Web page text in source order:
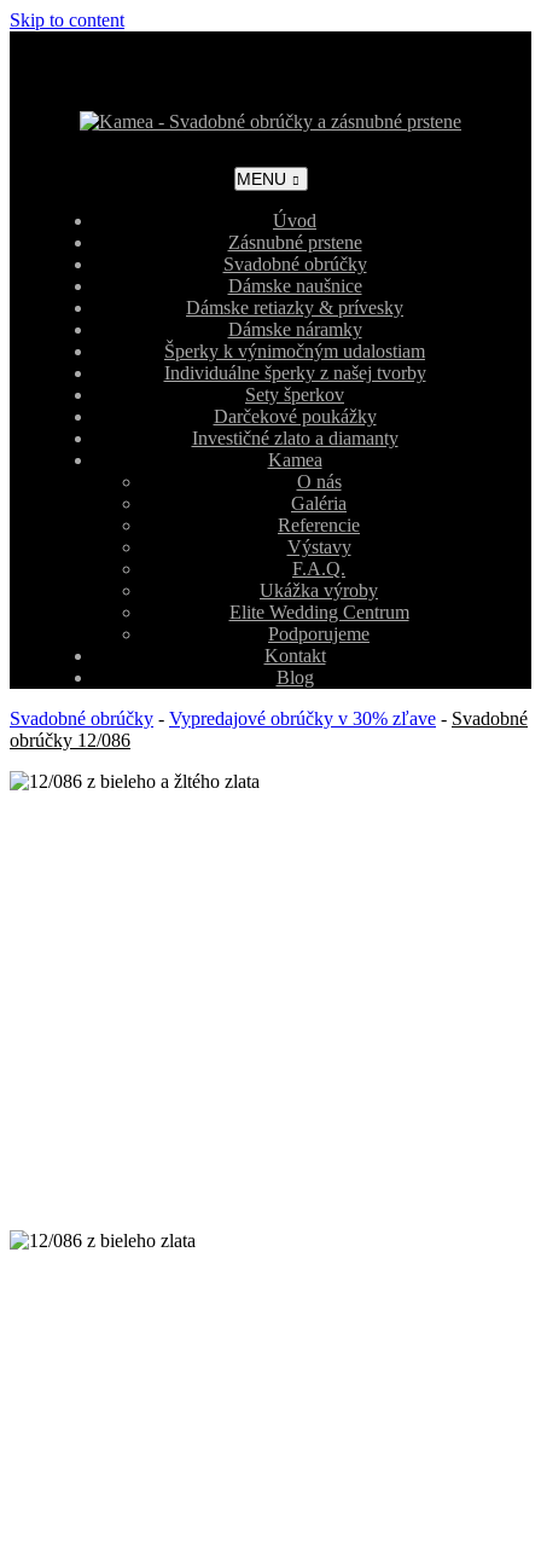
Skip to content
MENU
Úvod
Zásnubné prstene
Svadobné obrúčky
Dámske naušnice
Dámske retiazky & prívesky
Dámske náramky
Šperky k výnimočným udalostiam
Individuálne šperky z našej tvorby
Sety šperkov
Darčekové poukážky
Investičné zlato a diamanty
Kamea
O nás
Galéria
Referencie
Výstavy
F.A.Q.
Ukážka výroby
Elite Wedding Centrum
Podporujeme
Kontakt
Blog
Svadobné obrúčky - Vypredajové obrúčky v 30% zľave - Svadobné
obrúčky 12/086